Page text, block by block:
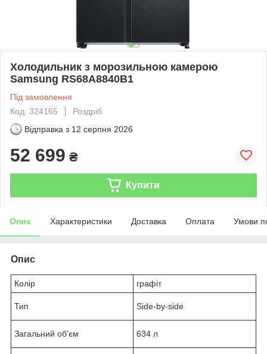
Холодильник з морозильною камерою
Samsung RS68A8840B1
Під замовлення
Код: 324165
Роздріб
Відправка з 12 серпня 2026
52 699 ₴
Купити
Опис Характеристики Доставка Оплата Умови
Опис
Колір графіт
Тип Side-by-side
Загальний об'єм 634 л